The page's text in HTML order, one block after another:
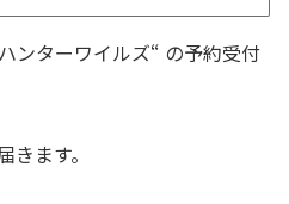
ンターワイルズ“ の予約受付
ます。